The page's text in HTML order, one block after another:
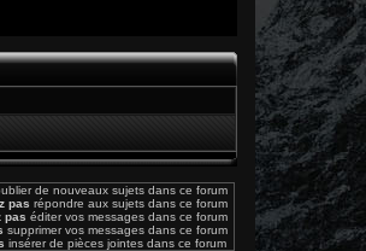
de nouveaux sujets dans ce forum
pas répondre aux sujets dans ce forum
pas éditer vos messages dans ce forum
supprimer vos messages dans ce forum
insérer de pièces jointes dans ce forum